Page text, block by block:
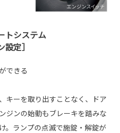
トシステム
定］
できる
キーを取り出すことなく、ドア
ジンの始動もブレーキを踏みな
。ランプの点滅で施錠・解錠が